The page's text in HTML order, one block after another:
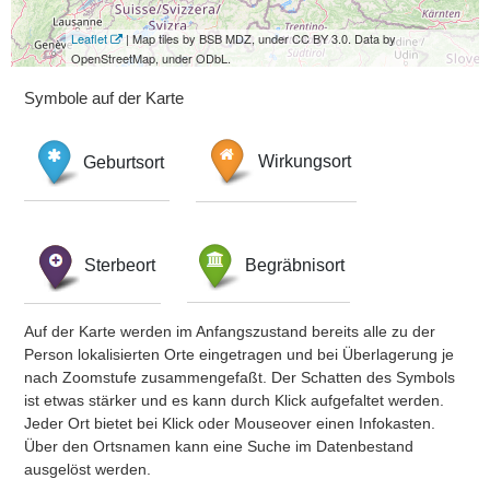
Leaflet
| Map tiles by BSB MDZ, under CC BY 3.0. Data by
OpenStreetMap, under ODbL.
Symbole auf der Karte
Geburtsort Wirkungsort
Sterbeort Begräbnisort
Auf der Karte werden im Anfangszustand bereits alle zu der
Person lokalisierten Orte eingetragen und bei Überlagerung je
nach Zoomstufe zusammengefaßt. Der Schatten des Symbols
ist etwas stärker und es kann durch Klick aufgefaltet werden.
Jeder Ort bietet bei Klick oder Mouseover einen Infokasten.
Über den Ortsnamen kann eine Suche im Datenbestand
ausgelöst werden.